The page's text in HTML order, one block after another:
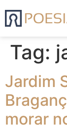
Tag:
Jardim
morar